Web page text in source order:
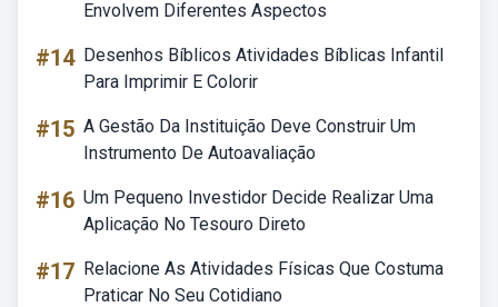
Envolvem Diferentes Aspectos
#14 Desenhos Bíblicos Atividades Bíblicas Infantil
Para Imprimir E Colorir
#15 A Gestão Da Instituição Deve Construir Um
Instrumento De Autoavaliação
#16 Um Pequeno Investidor Decide Realizar Uma
Aplicação No Tesouro Direto
#17 Relacione As Atividades Físicas Que Costuma
Praticar No Seu Cotidiano